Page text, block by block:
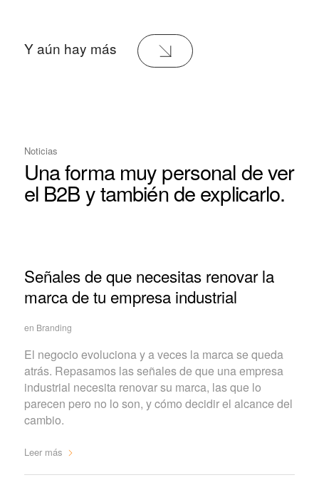
Y aún hay más
Noticias
Una forma muy personal de ver
el B2B y también de explicarlo.
Señales de que necesitas renovar la
marca de tu empresa industrial
en Branding
El negocio evoluciona y a veces la marca se queda
atrás. Repasamos las señales de que una empresa
industrial necesita renovar su marca, las que lo
parecen pero no lo son, y cómo decidir el alcance del
cambio.
Leer más